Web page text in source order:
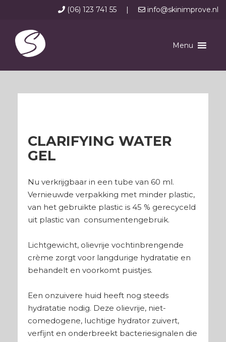
(06) 123 741 55 | info@skinimprove.nl
Menu
CLARIFYING WATER
GEL
Nu verkrijgbaar in een tube van 60 ml.
Vernieuwde verpakking met minder plastic,
van het gebruikte plastic is 45 % gerecyceld
uit plastic van consumentengebruik.
Lichtgewicht, olievrije vochtinbrengende
crème zorgt voor langdurige hydratatie en
behandelt en voorkomt puistjes.
Een onzuivere huid heeft nog steeds
hydratatie nodig. Deze olievrije, niet-
comedogene, luchtige hydrator zuivert,
verfijnt en onderbreekt bacteriesignalen die